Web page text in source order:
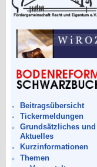
Beitragsübersicht
Tickermeldungen
Grundsätzliches und
Aktuelles
Kurzinformationen
Themen